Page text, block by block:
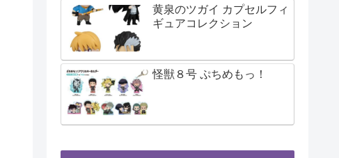
黄泉のツガイ カプセルフィ
ギュアコレクション
怪獣８号 ぷちめもっ！